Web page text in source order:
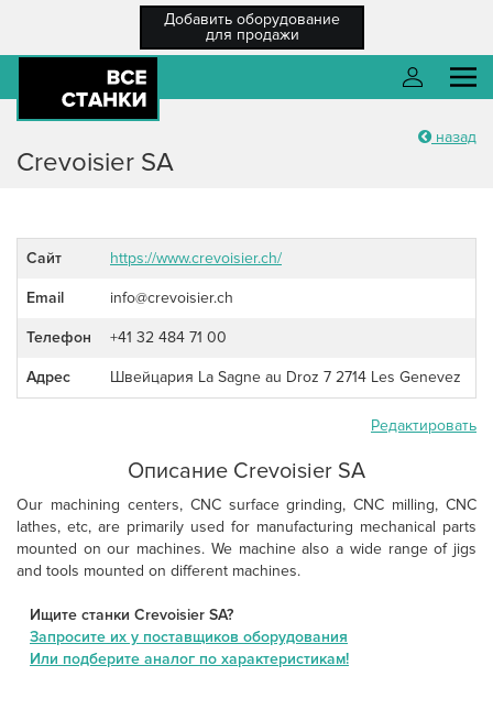
Добавить оборудование
для продажи
О компании
Разместить ТЗ
Справка
Войти
Забыли пароль?
назад
Crevoisier SA
Сайт https://www.crevoisier.ch/
Email info@crevoisier.ch
Телефон +41 32 484 71 00
Адрес Швейцария La Sagne au Droz 7 2714 Les Genevez
Редактировать
Описание Crevoisier SA
Our machining centers, CNC surface grinding, CNC milling, CNC
lathes, etc, are primarily used for manufacturing mechanical parts
mounted on our machines. We machine also a wide range of jigs
and tools mounted on different machines.
Ищите станки Crevoisier SA?
Запросите их у поставщиков оборудования
Или подберите аналог по характеристикам!